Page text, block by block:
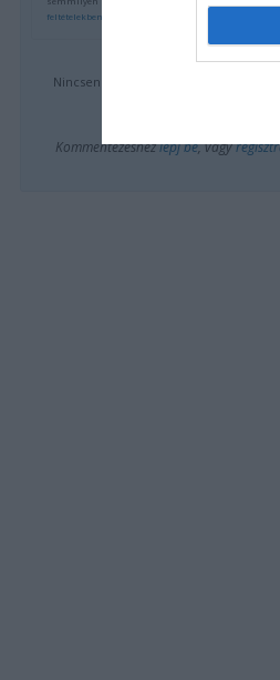
feltételekben
Nincsenek hozzászólások.
Kommentezéshezlépj be, vagy